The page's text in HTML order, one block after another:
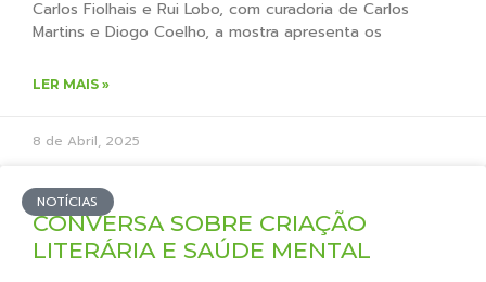
Carlos Fiolhais e Rui Lobo, com curadoria de Carlos
Martins e Diogo Coelho, a mostra apresenta os
LER MAIS »
8 de Abril, 2025
NOTÍCIAS
CONVERSA SOBRE CRIAÇÃO
LITERÁRIA E SAÚDE MENTAL